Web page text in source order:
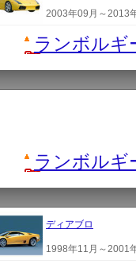
2003年09月～2013
ランボルギ
ランボルギ
ディアブロ
1998年11月～2001